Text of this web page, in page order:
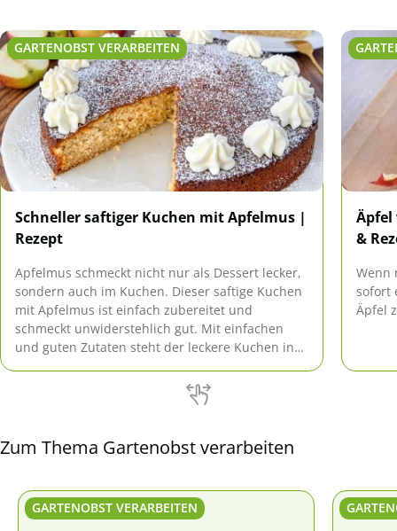
GARTENOBST VERARBEITEN
Schneller saftiger Kuchen mit Apfelmus |
Rezept
Apfelmus schmeckt nicht nur als Dessert lecker,
sondern auch im Kuchen. Dieser saftige Kuchen
mit Apfelmus ist einfach zubereitet und
schmeckt unwiderstehlich gut. Mit einfachen
und guten Zutaten steht der leckere Kuchen in
Äpfel
&
Wenn
sofort
Äpfel
Zum Thema Gartenobst verarbeiten
GARTENOBST VERARBEITEN